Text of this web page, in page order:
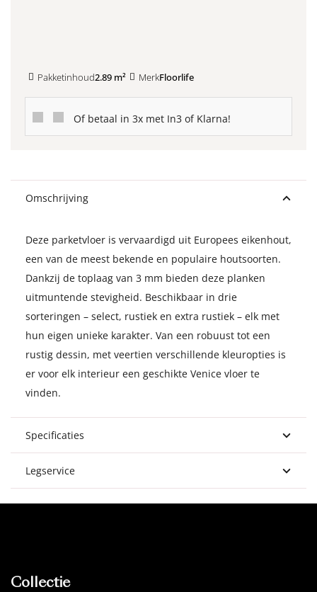
Pakketinhoud2.89 m² MerkFloorlife
Of betaal in 3x met In3 of Klarna!
Omschrijving
Deze parketvloer is vervaardigd uit Europees eikenhout,
een van de meest bekende en populaire houtsoorten.
Dankzij de toplaag van 3 mm bieden deze planken
uitmuntende stevigheid. Beschikbaar in drie
sorteringen – select, rustiek en extra rustiek – elk met
hun eigen unieke karakter. Van een robuust tot een
rustig dessin, met veertien verschillende kleuropties is
er voor elk interieur een geschikte Venice vloer te
vinden.
Specificaties
Legservice
Collectie